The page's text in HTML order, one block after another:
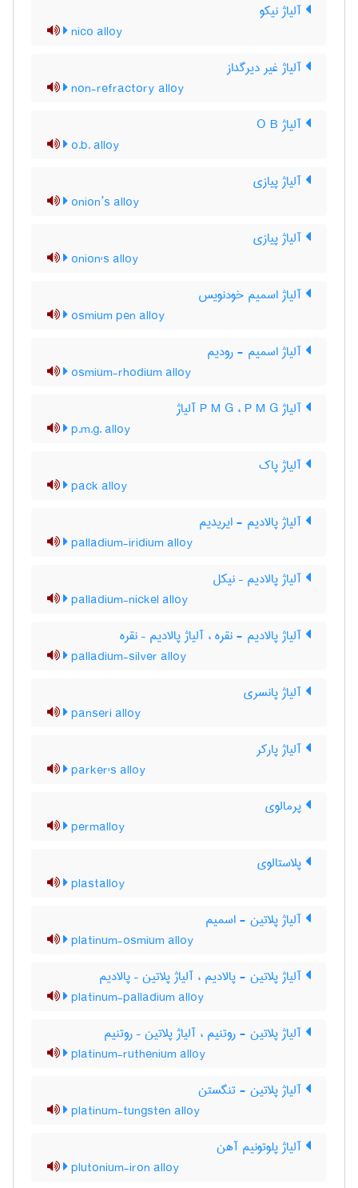
آلیاژ نیکو
nico alloy
آلیاژ غیر دیرگداز
non-refractory alloy
آلیاژ O B
o.b. alloy
آلیاژ پیازی
onion’s alloy
آلیاژ پیازی
onion's alloy
آلیاژ اسمیم خودنویس
osmium pen alloy
آلیاژ اسمیم - رودیم
osmium-rhodium alloy
آلیاژ P M G ، P M G آلیاژ
p.m.g. alloy
آلیاژ پاک
pack alloy
آلیاژ پالادیم - ایریدیم
palladium-iridium alloy
آلیاژ پالادیم – نیکل
palladium-nickel alloy
آلیاژ پالادیم - نقره ، آلیاژ پالادیم – نقره
palladium-silver alloy
آلیاژ پانسری
panseri alloy
آلیاژ پارکر
parker's alloy
پرمالوی
permalloy
پلاستالوی
plastalloy
آلیاژ پلاتین - اسمیم
platinum-osmium alloy
آلیاژ پلاتین - پالادیم ، آلیاژ پلاتین – پالادیم
platinum-palladium alloy
آلیاژ پلاتین - روتنیم ، آلیاژ پلاتین – روتنیم
platinum-ruthenium alloy
آلیاژ پلاتین - تنگستن
platinum-tungsten alloy
آلیاژ پلوتونیم آهن
plutonium-iron alloy